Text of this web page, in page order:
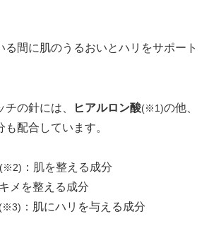
る間に肌のうるおいとハリをサポート
の針には、 ヒアルロン酸(※1)の他、
配合しています。
(※2) ：肌を整える成分
メを整える成分
(※3) ：肌にハリを与える成分